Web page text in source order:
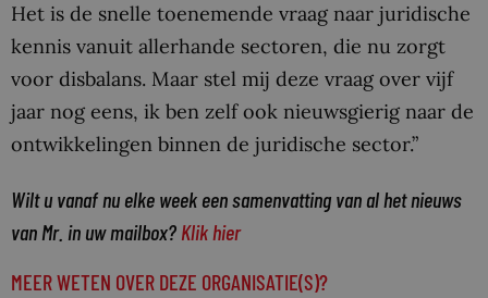
Het is de snelle toenemende vraag naar juridische
kennis vanuit allerhande sectoren, die nu zorgt
voor disbalans. Maar stel mij deze vraag over vijf
jaar nog eens, ik ben zelf ook nieuwsgierig naar de
ontwikkelingen binnen de juridische sector.”
Wilt u vanaf nu elke week een samenvatting van al het nieuws
van Mr. in uw mailbox? Klik hier
MEER WETEN OVER DEZE ORGANISATIE(S)?